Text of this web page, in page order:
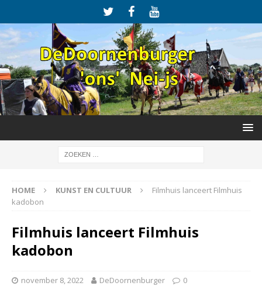
HOME KUNST EN CULTUUR
Filmhuis lanceert Filmhuis
kadobon
Filmhuis lanceert Filmhuis
kadobon
november 8, 2022 DeDoornenburger 0